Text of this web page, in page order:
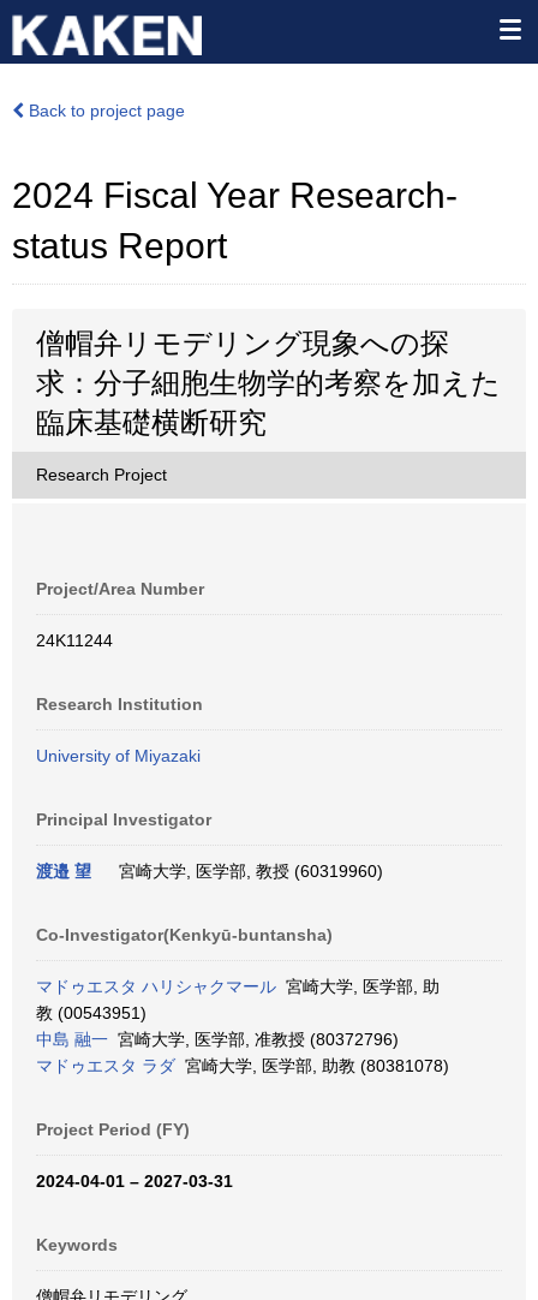
Back to project page
2024 Fiscal Year Research-
status Report
僧帽弁リモデリング現象への探
求：分子細胞生物学的考察を加えた
臨床基礎横断研究
Research Project
Project/Area Number
24K11244
Research Institution
University of Miyazaki
Principal Investigator
渡邉 望 宮崎大学, 医学部, 教授 (60319960)
Co-Investigator(Kenkyū-buntansha)
マドゥエスタ ハリシャクマール 宮崎大学, 医学部, 助
教 (00543951)
中島 融一 宮崎大学, 医学部, 准教授 (80372796)
マドゥエスタ ラダ 宮崎大学, 医学部, 助教 (80381078)
Project Period (FY)
2024-04-01 – 2027-03-31
Keywords